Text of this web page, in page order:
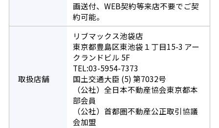
画送付、WEB契約等来店不要でご契
約可能。
取扱店舗
リブマックス池袋店
東京都豊島区東池袋１丁目15-3 アー
クランドビル 5F
TEL:03-5954-7373
国土交通大臣 (5) 第7032号
（公社）全日本不動産協会東京都本
部会員
（公社）首都圏不動産公正取引協議
会加盟